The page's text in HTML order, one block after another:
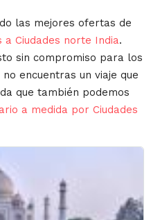
las mejores ofertas de
a Ciudades norte India.
sin compromiso para los
encuentras un viaje que
que también podemos
a medida por Ciudades